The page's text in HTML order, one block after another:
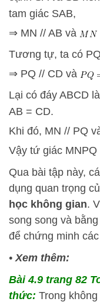
tam giác SAB,
⇒ MN // AB và
Tương tự, ta có
⇒ PQ // CD và
Lại có đáy ABCD
AB = CD.
Khi đó, MN // PQ
Vậy tứ giác
Qua bài tập này,
dụng quan trọng
học không gian.
song song và
để chứng minh
•Xem thêm:
Bài 4.9 trang 82
thức: Trong